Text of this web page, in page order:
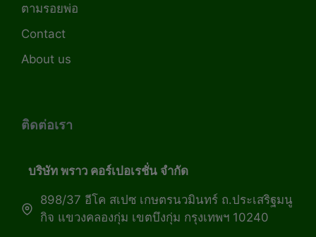
ตามรอยพ่อ
Contact
About us
ติดต่อเรา
บริษัท พราว คอร์เปอเรชั่น จำกัด
898/37 อีโค สเปซ เกษตรนวมินทร์ ถ.ประเสริฐมนู
กิจ แขวงคลองกุ่ม เขตบึงกุ่ม กรุงเทพฯ 10240